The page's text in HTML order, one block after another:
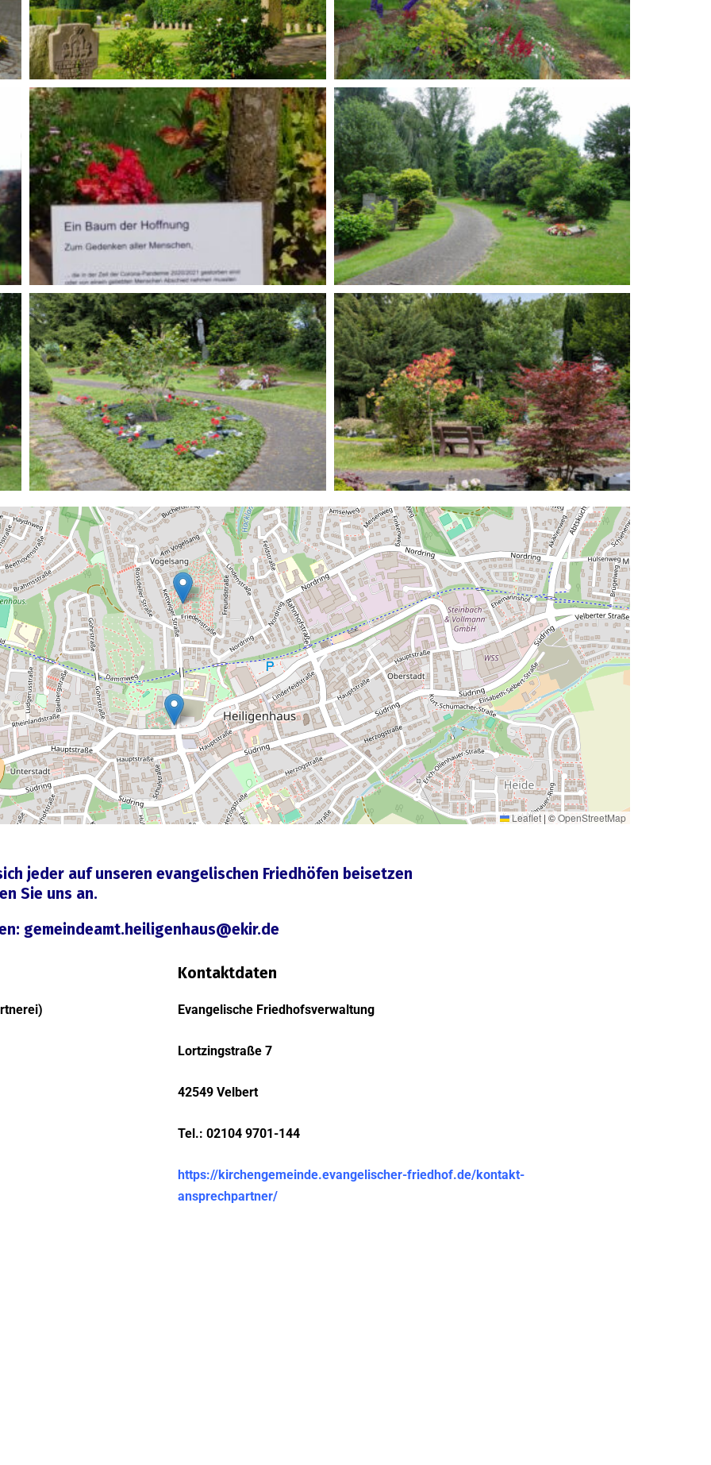
Leaflet | ©OpenStreetMap
jeder auf unseren evangelischen Friedhöfen beisetzen
an.
gemeindeamt.heiligenhaus@ekir.de
Kontaktdaten
Evangelische Friedhofsverwaltung
Lortzingstraße 7
42549 Velbert
Tel.: 02104 9701-144
https://kirchengemeinde.evangelischer-friedhof.de/kontakt-
ansprechpartner/